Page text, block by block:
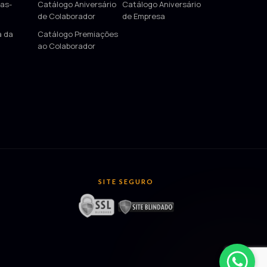
Catálogo Aniversário
de Colaborador
Catálogo Aniversário
de Empresa
da
Catálogo Premiações
ao Colaborador
SITE SEGURO